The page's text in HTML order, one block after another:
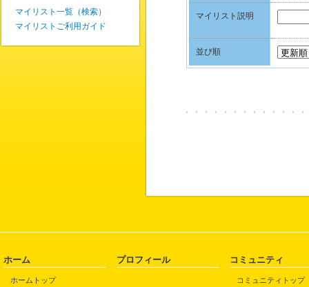
マイリスト説明
並び順
マイリスト一覧（検索）
マイリストご利用ガイド
ホーム
ホームトップ
プロフィール コミュニティ
コミュニティトップ